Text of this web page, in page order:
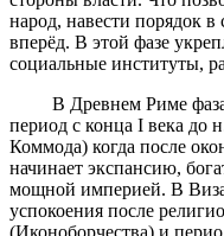
народ, навести порядок
вперёд. В этой фазе
социальные институты,
В Древнем Риме фаза
период с конца I века до
Коммода) когда после
начинает экспансию,
мощной империей. В
успокоения после
(Иконоборчества) и